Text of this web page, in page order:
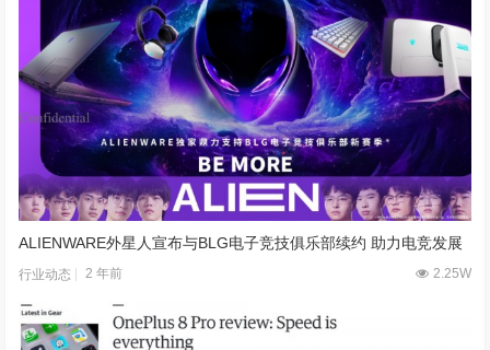
ALIENWARE外星人宣布与BLG电子竞技俱乐部续约 助力电竞发展
行业动态 2 年前 2.25W